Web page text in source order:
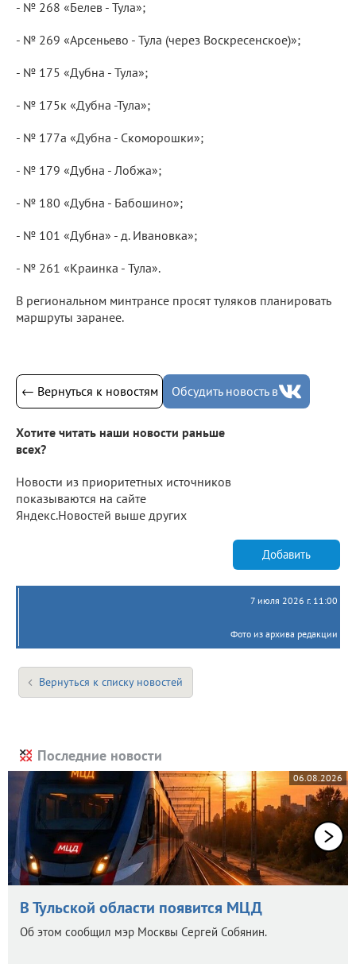
- № 268 «Белев - Тула»;
- № 269 «Арсеньево - Тула (через Воскресенское)»;
- № 175 «Дубна - Тула»;
- № 175к «Дубна -Тула»;
- № 177а «Дубна - Скоморошки»;
- № 179 «Дубна - Лобжа»;
- № 180 «Дубна - Бабошино»;
- № 101 «Дубна» - д. Ивановка»;
- № 261 «Краинка - Тула».
В региональном минтрансе просят туляков планировать
маршруты заранее.
← Вернуться к новостям Обсудить новость в
Хотите читать наши новости раньше
всех?
Новости из приоритетных источников
показываются на сайте
Яндекс.Новостей выше других
Добавить
7 июля 2026 г. 11:00
Фото из архива редакции
Вернуться к списку новостей
Последние новости
06.08.2026
В Тульской области появится МЦД
Об этом сообщил мэр Москвы Сергей Собянин.